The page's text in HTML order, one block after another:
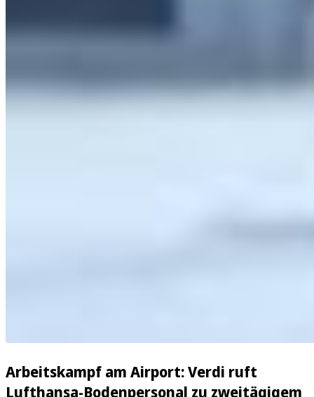
Arbeitskampf am Airport: Verdi ruft
Lufthansa-Bodenpersonal zu zweitägigem